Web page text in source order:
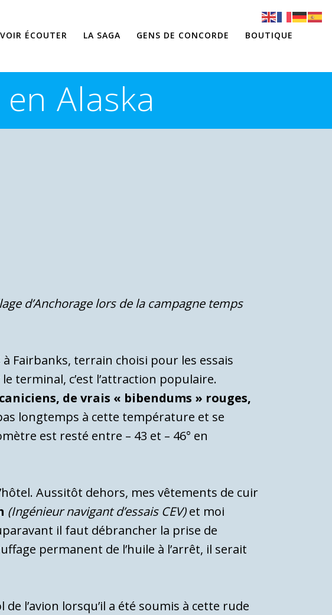
ÉCOUTER LA SAGA GENS DE CONCORDE BOUTIQUE
Alaska
d’Anchorage lors de la campagne temps
à Fairbanks, terrain choisi pour les essais
terminal, c’est l’attraction populaire.
de vrais « bibendums » rouges,
longtemps à cette température et se
est resté entre – 43 et – 46° en
Aussitôt dehors, mes vêtements de cuir
(Ingénieur navigant d’essais CEV)et moi
il faut débrancher la prise de
permanent de l’huile à l’arrêt, il serait
l’avion lorsqu’il a été soumis à cette rude